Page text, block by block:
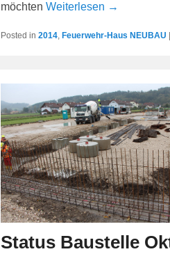
möchten Weiterlesen →
Posted in 2014, Feuerwehr-Haus NEUBAU
Status Baustelle